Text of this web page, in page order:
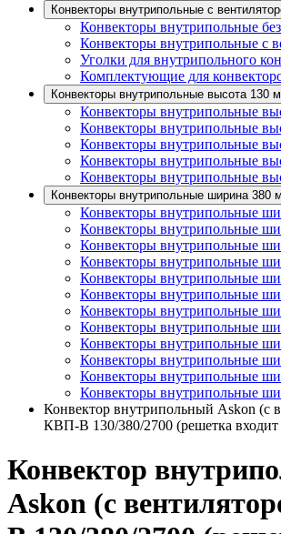
Конвекторы внутрипольные с
Конвекторы внутрипольные
Конвекторы внутрипольные с
Уголки для внутрипольного
Комплектующие для
Конвекторы внутрипольные высота 130
Конвекторы внутрипольные
Конвекторы внутрипольные
Конвекторы внутрипольные
Конвекторы внутрипольные
Конвекторы внутрипольные
Конвекторы внутрипольные ширина 380
Конвекторы внутрипольные
Конвекторы внутрипольные
Конвекторы внутрипольные
Конвекторы внутрипольные
Конвекторы внутрипольные
Конвекторы внутрипольные
Конвекторы внутрипольные
Конвекторы внутрипольные
Конвекторы внутрипольные
Конвекторы внутрипольные
Конвекторы внутрипольные
Конвекторы внутрипольные
Конвектор внутрипольный Askon (с
КВП-В 130/380/2700 (решетка входит
Конвектор
Askon (с